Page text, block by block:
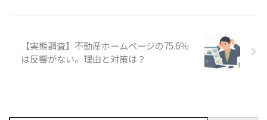
【実態調査】不動産ホームページの75.6％
は反響がない。理由と対策は？